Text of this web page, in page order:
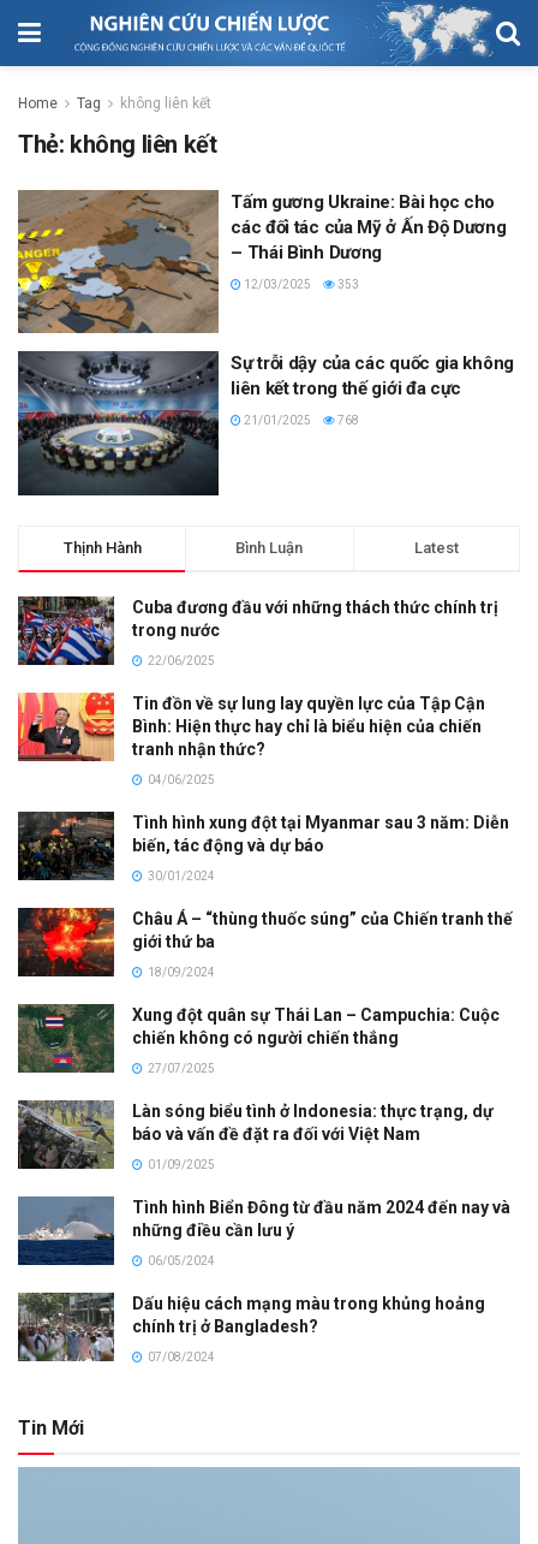
Home Tag không liên kết
Thẻ: không liên kết
Tấm gương Ukraine: Bài học cho
các đối tác của Mỹ ở Ấn Độ Dương
– Thái Bình Dương
12/03/2025 353
Sự trỗi dậy của các quốc gia không
liên kết trong thế giới đa cực
21/01/2025 768
Thịnh Hành Bình Luận Latest
Cuba đương đầu với những thách thức chính trị
trong nước
22/06/2025
Tin đồn về sự lung lay quyền lực của Tập Cận
Bình: Hiện thực hay chỉ là biểu hiện của chiến
tranh nhận thức?
04/06/2025
Tình hình xung đột tại Myanmar sau 3 năm: Diễn
biến, tác động và dự báo
30/01/2024
Châu Á – “thùng thuốc súng” của Chiến tranh thế
giới thứ ba
18/09/2024
Xung đột quân sự Thái Lan – Campuchia: Cuộc
chiến không có người chiến thắng
27/07/2025
Làn sóng biểu tình ở Indonesia: thực trạng, dự
báo và vấn đề đặt ra đối với Việt Nam
01/09/2025
Tình hình Biển Đông từ đầu năm 2024 đến nay và
những điều cần lưu ý
06/05/2024
Dấu hiệu cách mạng màu trong khủng hoảng
chính trị ở Bangladesh?
07/08/2024
Tin Mới